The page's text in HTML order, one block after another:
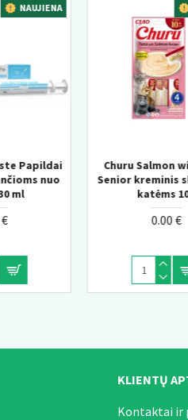
NAUJIENA
Tunas
KONG Wild Knots
tvirtas pliušinis
šunims su virvės
0.00 €
KLIENTŲ
Kontaktai ir